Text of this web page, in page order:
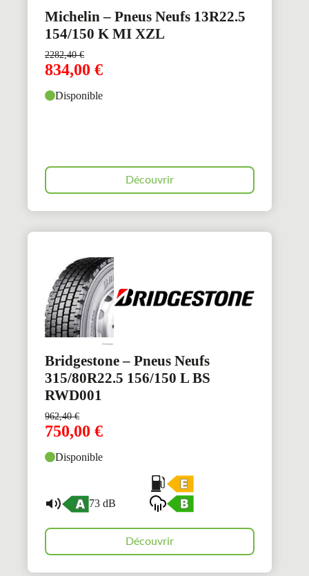
Michelin – Pneus Neufs 13R22.5
154/150 K MI XZL
2282,40€
834,00 €
Disponible
Découvrir
Bridgestone – Pneus Neufs
315/80R22.5 156/150 L BS
RWD001
962,40€
750,00 €
Disponible
73 dB
Découvrir